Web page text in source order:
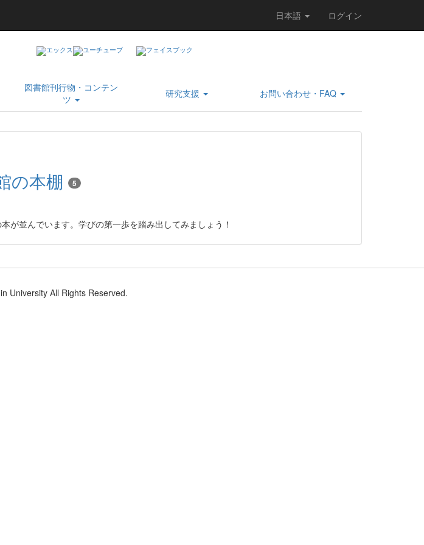
日本語 ログイン
図書館刊行物・コンテン
ツ
研究支援 お問い合わせ・FAQ
の本棚 5
が並んでいます。学びの第一歩を踏み出してみましょう！
University All Rights Reserved.